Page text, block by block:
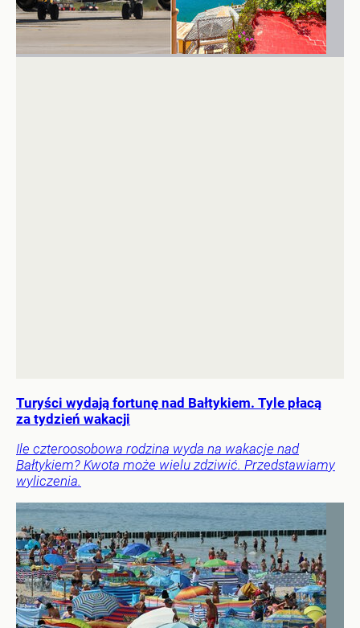
Turyści wydają fortunę nad Bałtykiem. Tyle płacą
za tydzień wakacji
Ile czteroosobowa rodzina wyda na wakacje nad
Bałtykiem? Kwota może wielu zdziwić. Przedstawiamy
wyliczenia.